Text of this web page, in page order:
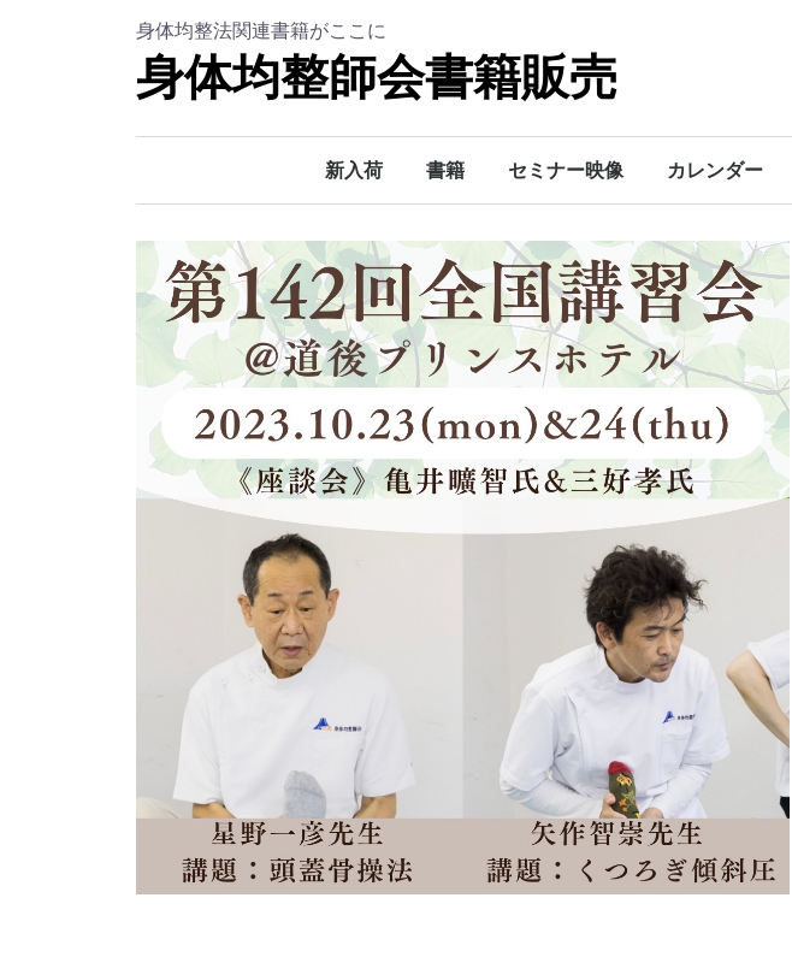
身体均整法関連書籍がここに
身体均整師会書籍販売
新入荷 書籍 セミナー映像 カレンダー